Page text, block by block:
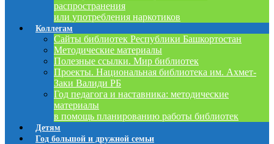
распространения
или употребления наркотиков
Коллегам
Сайты библиотек Республики Башкортостан
Методические материалы
Полезные ссылки. Мир библиотек
Проекты. Национальная библиотека им. Ахмет-
Заки Валиди РБ
Год педагога и наставника: методические
материалы
в помощь планированию работы библиотек
Детям
Год большой и дружной семьи